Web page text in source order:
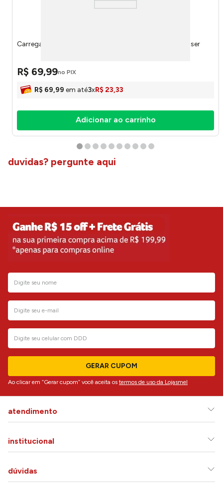
Carregador de Parede USB C Preto 20w CB168 - Multilaser
R$ 69,99no PIX
R$ 69,99 em até3xR$ 23,33
Adicionar ao carrinho
duvidas? pergunte aqui
GERAR CUPOM
Ao clicar em “Gerar cupom” você aceita os termos de uso da Lojasmel
atendimento
institucional
dúvidas